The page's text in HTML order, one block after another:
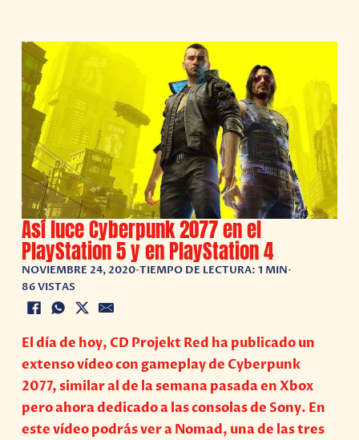
Así luce Cyberpunk 2077 en el
PlayStation 5 y en PlayStation 4
NOVIEMBRE 24, 2020•TIEMPO DE LECTURA: 1 MIN•
86 VISTAS
El día de hoy, CD Projekt Red ha publicado un
extenso vídeo con gameplay de Cyberpunk
2077, similar al de la semana pasada en Xbox
pero ahora dedicado a las consolas de Sony. En
este vídeo podrás ver a Nomad, una de las tres